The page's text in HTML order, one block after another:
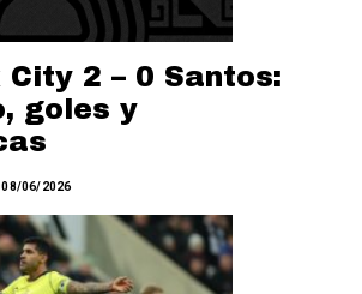
City 2 – 0 Santos:
goles y
08/06/2026